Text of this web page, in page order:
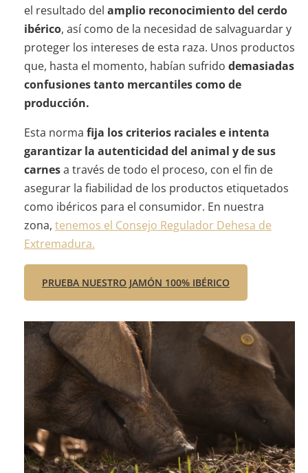
el resultado del amplio reconocimiento del cerdo
ibérico, así como de la necesidad de salvaguardar y
proteger los intereses de esta raza. Unos productos
que, hasta el momento, habían sufrido demasiadas
confusiones tanto mercantiles como de
producción.
Esta norma fija los criterios raciales e intenta
garantizar la autenticidad del animal y de sus
carnesa través de todo el proceso, con el fin de
asegurar la fiabilidad de los productos etiquetados
como ibéricos para el consumidor. En nuestra
zona, tenemos el Consejo Regulador Dehesa de
Extremadura.
PRUEBA NUESTRO JAMÓN 100% IBÉRICO